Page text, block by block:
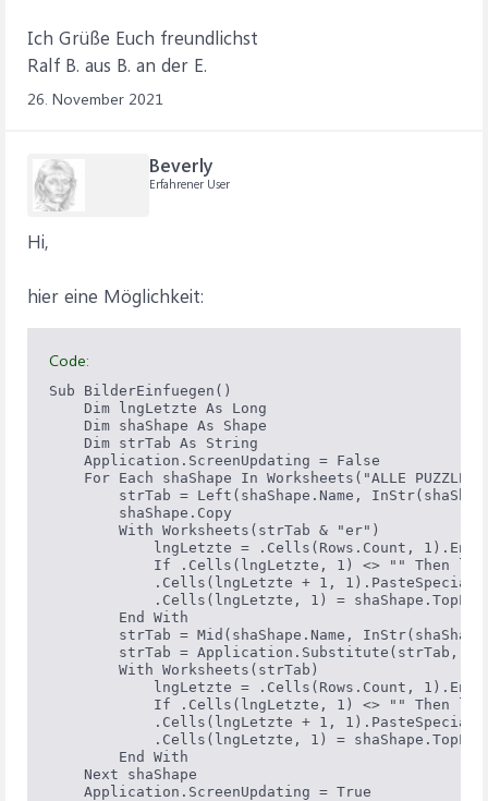
Ich Grüße Euch freundlichst
Ralf B. aus B. an der E.
26. November 2021
Beverly
Erfahrener User
Hi,
hier eine Möglichkeit:
Code:
Sub BilderEinfuegen()
    Dim lngLetzte As Long
    Dim shaShape As Shape
    Dim strTab As String
    Application.ScreenUpdating = False
For Each shaShape In Worksheets("ALLE
strTab = Left(shaShape.Name,
        shaShape.Copy
        With Worksheets(strTab & "er")
lngLetzte = .Cells(Rows.Count,
If .Cells(lngLetzte, 1) <> "" Then
.Cells(lngLetzte + 1, 1).PasteSpecial
.Cells(lngLetzte, 1) =
        End With
strTab = Mid(shaShape.Name,
strTab = Application.Substitute(strTab,
        With Worksheets(strTab)
lngLetzte = .Cells(Rows.Count,
If .Cells(lngLetzte, 1) <> "" Then
.Cells(lngLetzte + 1, 1).PasteSpecial
.Cells(lngLetzte, 1) =
        End With
    Next shaShape
    Application.ScreenUpdating = True